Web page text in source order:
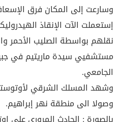
وسارعت إلى المكان فرق
إستعملت الآت الإنقاذ
نقلهم بواسطة الصليب الأحمر
مستشفيي سيدة ماريتيم في
الجامعي.
وشهد المسلك الشرقي
وصولا الى منطقة نهر إبراهيم.